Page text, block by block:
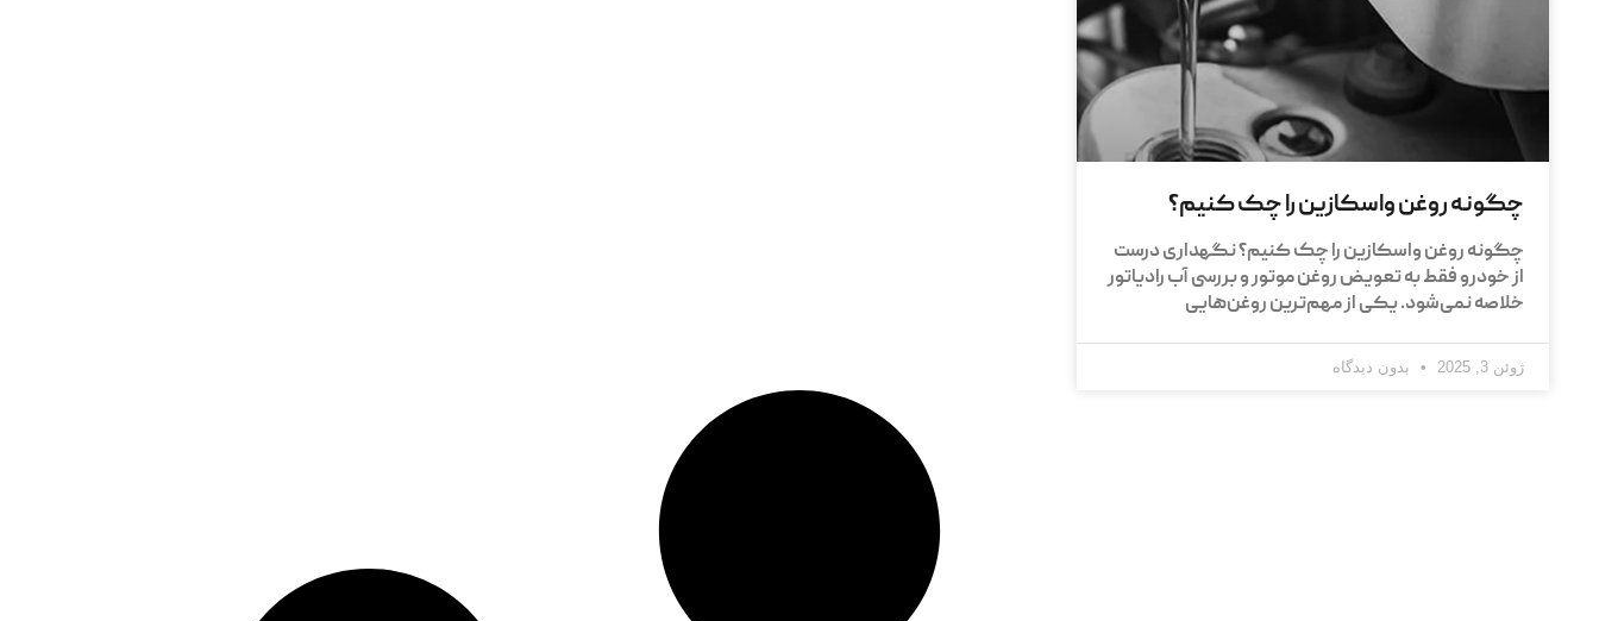
چگونه روغن واسکازین را چک کنیم؟
چگونه روغن واسکازین را چک کنیم؟ نگهداری درست
از خودرو فقط به تعویض روغن موتور و بررسی آب رادیاتور
خلاصه نمی‌شود. یکی از مهم‌ترین روغن‌هایی
ژوئن 3, 2025 بدون دیدگاه